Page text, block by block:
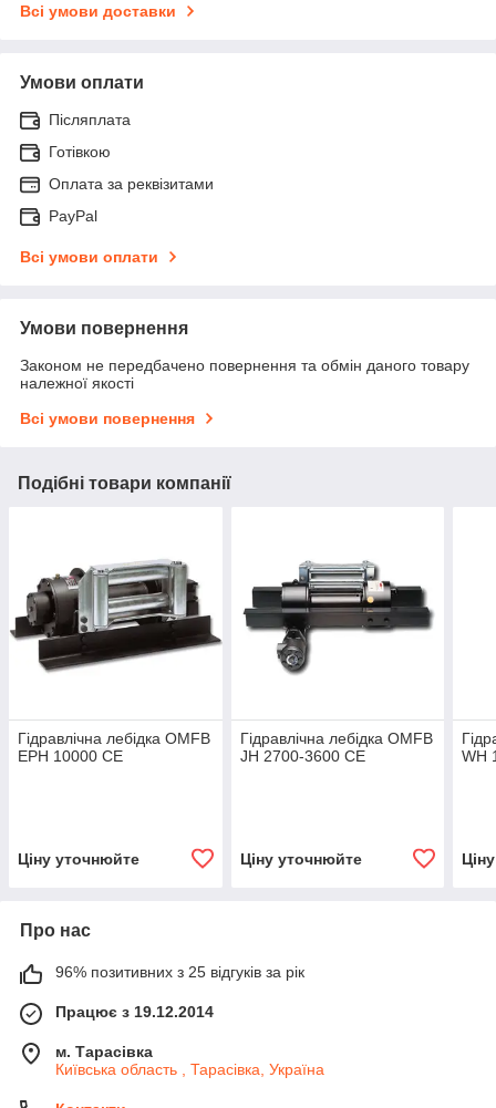
Всі умови доставки
Умови оплати
Післяплата
Готівкою
Оплата за реквізитами
PayPal
Всі умови оплати
Умови повернення
Законом не передбачено повернення та обмін даного товару
належної якості
Всі умови повернення
Подібні товари компанії
Гідравлічна лебідка OMFB
EPH 10000 СЕ
Ціну уточнюйте
Гідравлічна лебідка OMFB
JH 2700-3600 СЕ
Ціну уточнюйте
WH
Про нас
96% позитивних з 25 відгуків за рік
Працює з 19.12.2014
м. Тарасівка
Київська область , Тарасівка, Україна